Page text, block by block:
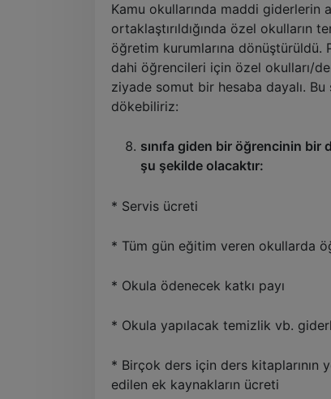
Kamu okullarında maddi giderlerin
ortaklaştırıldığında özel okulların
öğretim kurumlarına dönüştürüldü.
dahi öğrencileri için özel okulları/
ziyade somut bir hesaba dayalı.
dökebiliriz:
sınıfa giden bir öğrencinin
şu şekilde olacaktır:
* Servis ücreti
* Tüm gün eğitim veren okullarda
* Okula ödenecek katkı payı
* Okula yapılacak temizlik vb.
* Birçok ders için ders kitaplarının
edilen ek kaynakların ücreti